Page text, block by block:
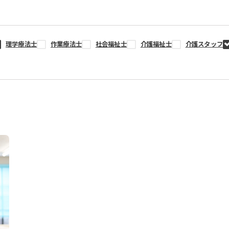
理学療法士 作業療法士 社会福祉士 介護福祉士 介護スタッフ